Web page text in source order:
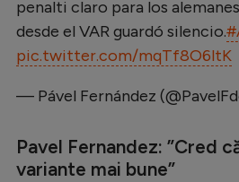
penalti claro para los
desde el VAR guardó silencio.
pic.twitter.com/mqTf8O6ltK
— Pável Fernández
Pavel Fernandez: ”Cred
variante mai bune”